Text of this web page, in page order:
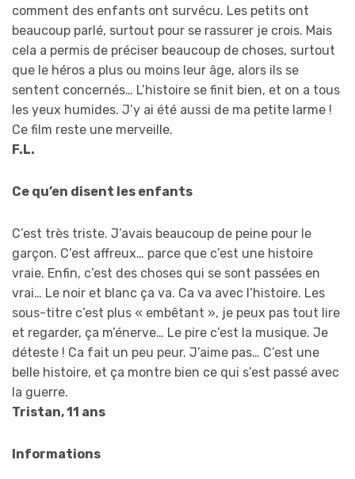
comment des enfants ont survécu. Les petits ont
beaucoup parlé, surtout pour se rassurer je crois. Mais
cela a permis de préciser beaucoup de choses, surtout
que le héros a plus ou moins leur âge, alors ils se
sentent concernés… L’histoire se finit bien, et on a tous
les yeux humides. J’y ai été aussi de ma petite larme !
Ce film reste une merveille.
F.L.
Ce qu’en disent les enfants
C’est très triste. J’avais beaucoup de peine pour le
garçon. C’est affreux… parce que c’est une histoire
vraie. Enfin, c’est des choses qui se sont passées en
vrai… Le noir et blanc ça va. Ca va avec l’histoire. Les
sous-titre c’est plus « embêtant », je peux pas tout lire
et regarder, ça m’énerve… Le pire c’est la musique. Je
déteste ! Ca fait un peu peur. J’aime pas… C’est une
belle histoire, et ça montre bien ce qui s’est passé avec
la guerre.
Tristan, 11 ans
Informations